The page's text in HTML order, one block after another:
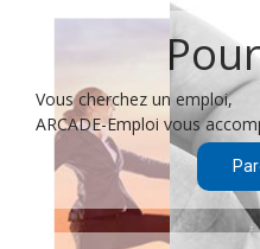
Vous cherchez un emploi,
ARCADE-Emploi vous